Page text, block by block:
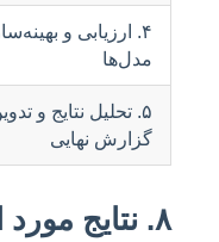
۴. ارزیابی و
مدل‌ها
۵. تحلیل نتایج و
گزارش نهایی
۸. نتایج